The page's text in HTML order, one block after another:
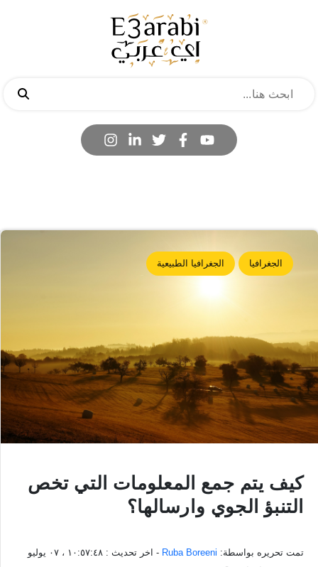
الجغرافيا الجغرافيا الطبيعية
كيف يتم جمع المعلومات التي تخص
التنبؤ الجوي وارسالها؟
تمت تحريره بواسطة: Ruba Boreeni - اخر تحديث :
١٠:٥٧:٤٨ ، ٠٧ يوليو